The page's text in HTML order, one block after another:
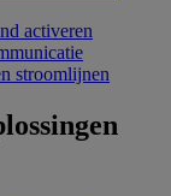
activeren
stroomlijnen